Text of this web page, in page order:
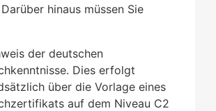
hinaus müssen Sie
der deutschen
Dies erfolgt
über die Vorlage eines
auf dem Niveau C2